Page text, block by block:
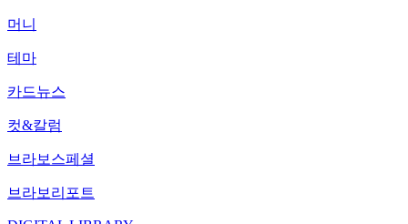
머니
테마
카드뉴스
컷&칼럼
브라보스페셜
브라보리포트